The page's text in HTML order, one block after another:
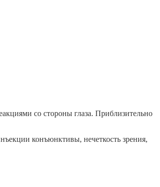
со стороны глаза. Приблизительно
конъюнктивы, нечеткость зрения,